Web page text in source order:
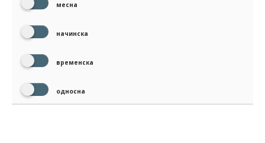
месна
начинска
временска
односна